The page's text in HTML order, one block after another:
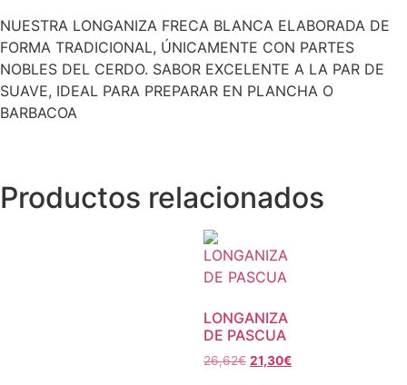
NUESTRA LONGANIZA FRECA BLANCA ELABORADA DE
FORMA TRADICIONAL, ÚNICAMENTE CON PARTES
NOBLES DEL CERDO. SABOR EXCELENTE A LA PAR DE
SUAVE, IDEAL PARA PREPARAR EN PLANCHA O
BARBACOA
Productos relacionados
LONGANIZA
DE PASCUA
26,62€ 21,30€